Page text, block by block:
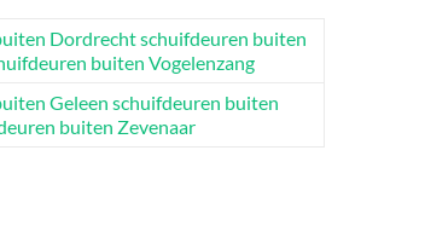
Dordrechtschuifdeuren buiten
buiten Vogelenzang
Geleen schuifdeuren buiten
buiten Zevenaar